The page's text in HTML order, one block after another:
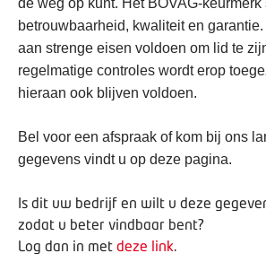
de weg op kunt. Het BOVAG-keurmerk
betrouwbaarheid, kwaliteit en
aan strenge eisen voldoen om lid te
regelmatige controles wordt erop
hieraan ook blijven voldoen.
Bel voor een afspraak of kom bij ons
gegevens vindt u op deze pagina.
Is dit uw bedrijf en wilt u deze
zodat u beter vindbaar bent?
Log dan in met deze link.